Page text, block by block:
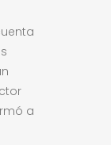
a